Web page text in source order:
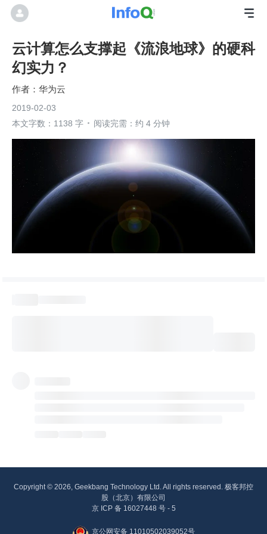
云计算怎么支撑起《流浪地球》的硬科
幻实力？
华为云
2019-02-03
本文字数：1138 字
阅读完需：约 4 分钟
Copyright © 2026, Geekbang Technology Ltd. All rights reserved. 极客邦控
股（北京）有限公司
京 ICP 备 16027448 号 - 5
京公网安备 11010502039052号